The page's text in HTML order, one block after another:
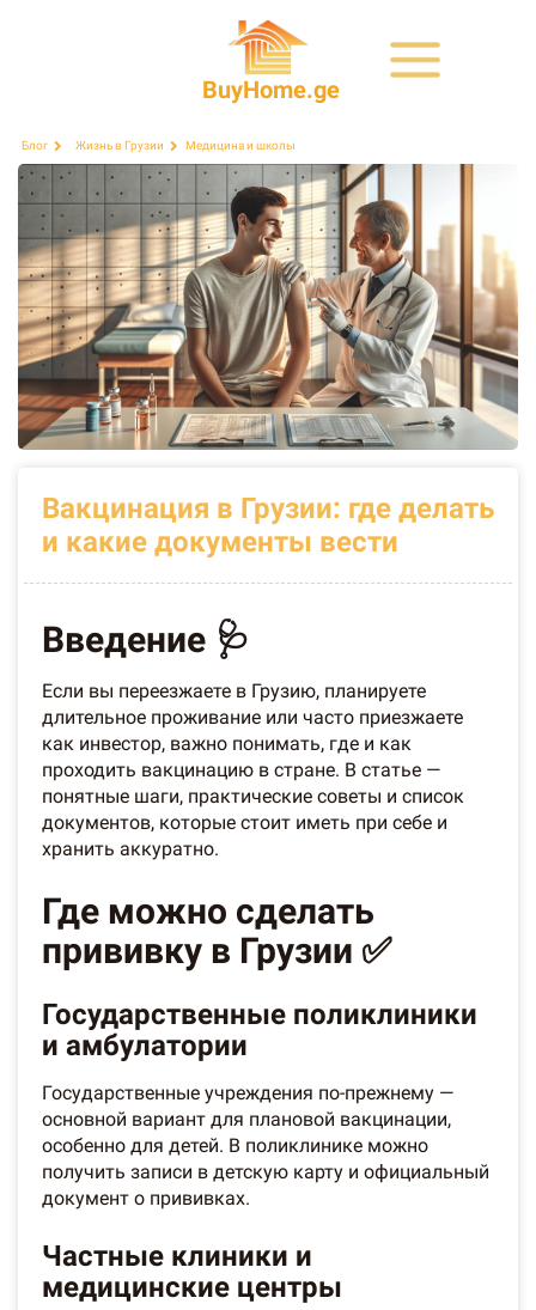
BuyHome.ge
Блог Жизнь в Грузии Медицина и школы
Вакцинация в Грузии: где делать
и какие документы вести
Введение 🩺
Если вы переезжаете в Грузию, планируете
длительное проживание или часто приезжаете
как инвестор, важно понимать, где и как
проходить вакцинацию в стране. В статье —
понятные шаги, практические советы и список
документов, которые стоит иметь при себе и
хранить аккуратно.
Где можно сделать
прививку в Грузии ✅
Государственные поликлиники
и амбулатории
Государственные учреждения по-прежнему —
основной вариант для плановой вакцинации,
особенно для детей. В поликлинике можно
получить записи в детскую карту и официальный
документ о прививках.
Частные клиники и
медицинские центры